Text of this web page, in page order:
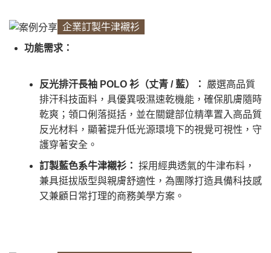
企業訂製牛津襯衫
功能需求：
反光排汗長袖 POLO 衫（丈青 / 藍）：
嚴選高品質
排汗科技面料，具優異吸濕速乾機能，確保肌膚隨時
乾爽；領口俐落挺括，並在關鍵部位精準置入高品質
反光材料，顯著提升低光源環境下的視覺可視性，守
護穿著安全。
訂製藍色系牛津襯衫： 採用經典透氣的牛津布料，
兼具挺拔版型與親膚舒適性，為團隊打造具備科技感
又兼顧日常打理的商務美學方案。